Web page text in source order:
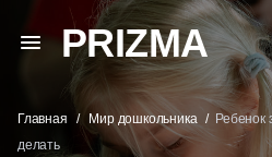
PRIZMA
Главная Мир дошкольника
Ребенок
делать